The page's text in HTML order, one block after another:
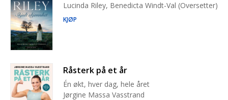
Lucinda Riley, Benedicta Windt-Val (Oversetter)
KJØP
Råsterk på et år
Én økt, hver dag, hele året
Jørgine Massa Vasstrand